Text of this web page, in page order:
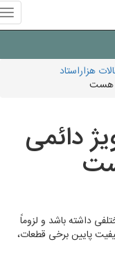
هزاراستاد
دائمی
داشته باشد و لزوماً
پایین برخی قطعات،